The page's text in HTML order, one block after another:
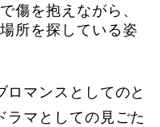
傷を抱えながら、
所を探している姿
ロマンスとしてのと
ラマとしての見ごた